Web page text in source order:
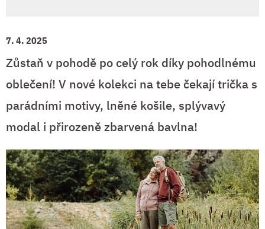
7. 4. 2025
Zůstaň v pohodě po celý rok díky pohodlnému
oblečení! V nové kolekci na tebe čekají trička s
parádními motivy, lněné košile, splývavý
modal i přirozeně zbarvená bavlna!